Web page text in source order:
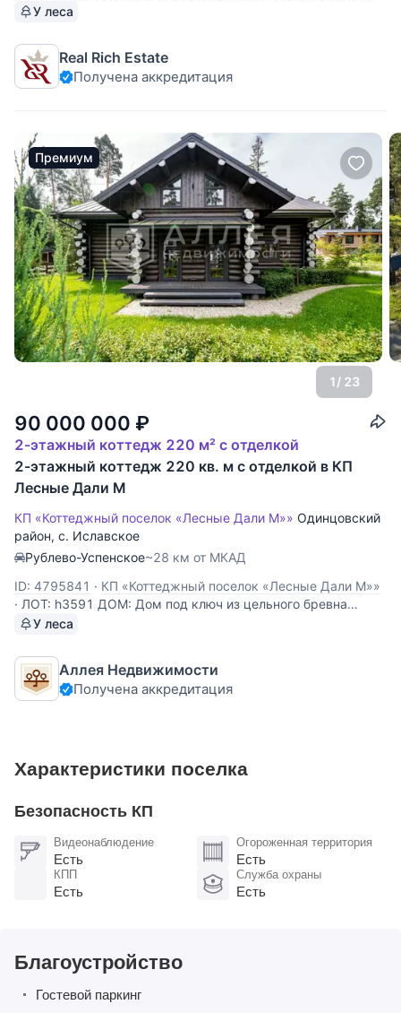
массиве, рядом пансионат Лесные Дали. В доме 4 спальни,
сауна, на мансардном этаже большая игровая зона. Все
У леса
Real Rich Estate
Получена аккредитация
Премиум
1/ 23
90 000 000 ₽
2-этажный коттедж 220 м² с отделкой
2-этажный коттедж 220 кв. м с отделкой в КП
Лесные Дали М
КП «Коттеджный поселок «Лесные Дали М»» Одинцовский
район, с. Иславское
Рублево-Успенское~28 км от МКАД
ID: 4795841 · КП «Коттеджный поселок «Лесные Дали М»»
· ЛОТ: h3591 ДОМ: Дом под ключ из цельного бревна
архангельской сосны, построенный на свайно-
эстетическими дизайнерскими решениями в совокупности
с функциональной планировкой дома. Установлена
У леса
Аллея Недвижимости
Получена аккредитация
Характеристики поселка
Безопасность КП
Видеонаблюдение
Есть
Огороженная территория
Есть
КПП
Есть
Служба охраны
Есть
Благоустройство
Гостевой паркинг